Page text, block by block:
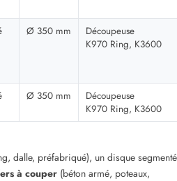
Ø 350 mm
Découpeuse
K970 Ring, K3600
Ø 350 mm
Découpeuse
K970 Ring, K3600
dalle, préfabriqué), un disque segmenté
à couper (béton armé, poteaux,